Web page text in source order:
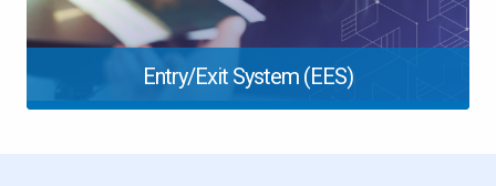
Entry/Exit System (EES)